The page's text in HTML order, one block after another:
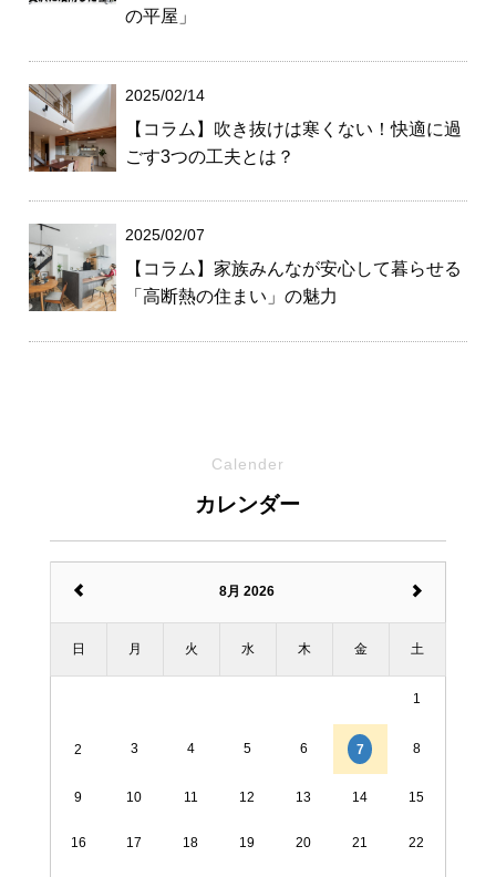
の平屋」
2025/02/14
【コラム】吹き抜けは寒くない！快適に過
ごす3つの工夫とは？
2025/02/07
【コラム】家族みんなが安心して暮らせる
「高断熱の住まい」の魅力
Calender
カレンダー
8月 2026
日 月 火 水 木 金 土
1
2 3 4 5 6 7 8
9 10 11 12 13 14 15
16 17 18 19 20 21 22